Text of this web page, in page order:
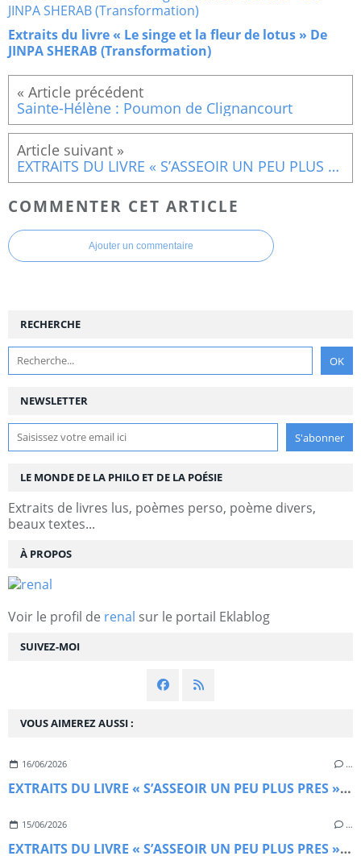
Extraits du livre « Le singe et la fleur de lotus » De
JINPA SHERAB (Transformation)
Sainte-Hélène : Poumon de Clignancourt
EXTRAITS DU LIVRE « S’ASSEOIR UN PEU PLUS PRES » De GEOFFREY WION FLORENS(2)
COMMENTER CET ARTICLE
Ajouter un commentaire
NEWSLETTER
SUIVEZ-MOI
RECHERCHE
LE MONDE DE LA PHILO ET DE LA POÉSIE
Extraits de livres lus, poèmes perso, poème divers,
beaux textes...
À PROPOS
Voir le profil de renal sur le portail Eklablog
VOUS AIMEREZ AUSSI :
16/06/2026 …
EXTRAITS DU LIVRE « S’ASSEOIR UN PEU PLUS PRES » De GEOFFREY WION FLORENS (5)
15/06/2026 …
EXTRAITS DU LIVRE « S’ASSEOIR UN PEU PLUS PRES » De GEOFFREY WION FLORENS (4)